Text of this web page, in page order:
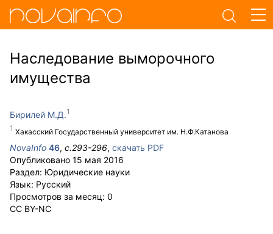
Наследование выморочного
имущества
Бирилей М.Д.
Хакасский Государственный университет им. Н.Ф.Катанова
NovaInfo 46, с.293-296, скачать PDF
Опубликовано 15 мая 2016
Раздел: Юридические науки
Язык: Русский
Просмотров за месяц: 0
CC BY-NC